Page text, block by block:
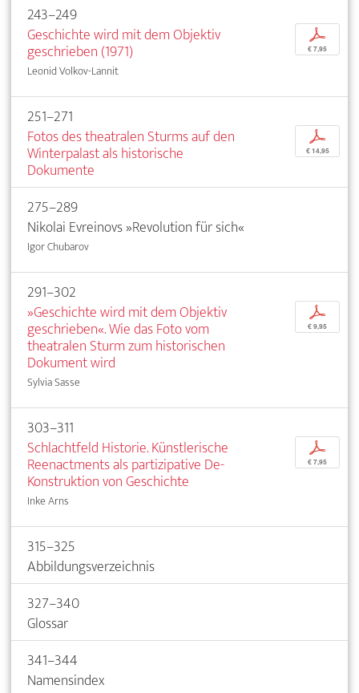
243–249
Geschichte wird mit dem Objektiv
geschrieben (1971)
Leonid Volkov-Lannit
p
€ 7,95
251–271
Fotos des theatralen Sturms auf den
Winterpalast als historische
Dokumente
p
€ 14,95
275–289
Nikolai Evreinovs »Revolution für sich«
Igor Chubarov
291–302
»Geschichte wird mit dem Objektiv
geschrieben«. Wie das Foto vom
theatralen Sturm zum historischen
Dokument wird
Sylvia Sasse
p
€ 9,95
303–311
Schlachtfeld Historie. Künstlerische
Reenactments als partizipative De-
Konstruktion von Geschichte
Inke Arns
p
€ 7,95
315–325
Abbildungsverzeichnis
327–340
Glossar
341–344
Namensindex